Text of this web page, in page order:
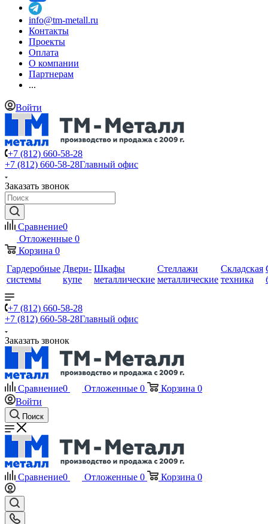
info@tm-metall.ru
Контакты
Проекты
Оплата
О компании
Партнерам
...
Войти
+7 (812) 660-58-28
+7 (812) 660-58-28Главный офис
Заказать звонок
Сравнение0
Отложенные 0
Корзина 0
Гардеробные
системы
Двери-
купе
Шкафы
металлические
Стеллажи
металлические
Складская
техника
+7 (812) 660-58-28
+7 (812) 660-58-28Главный офис
Заказать звонок
Сравнение0 Отложенные 0 Корзина 0
Войти
Поиск
Сравнение0 Отложенные 0 Корзина 0